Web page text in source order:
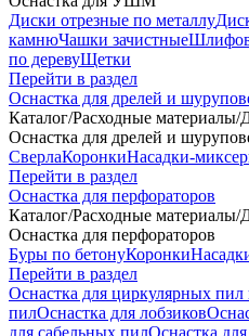
Диски отрезные по металлу
камнюЧашки зачистные
по деревуЩетки
Перейти в раздел
Оснастка для дрелей и
Каталог/Расходные материалы/
Оснастка для дрелей и
СверлаКоронкиНасадки-
Перейти в раздел
Оснастка для перфораторов
Каталог/Расходные материалы/
Оснастка для перфораторов
Буры по бетонуКоронки
Перейти в раздел
Оснастка для циркулярных
пилОснастка для лобзиков
для сабельных пилОснастка